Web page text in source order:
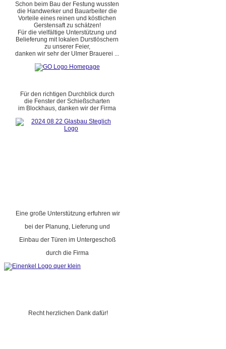
Schon beim Bau der Festung wussten
die Handwerker und Bauarbeiter die
Vorteile eines reinen und köstlichen
Gerstensaft zu schätzen!
Für die vielfältige Unterstützung und
Belieferung mit lokalen Durstlöschern
zu unserer Feier,
danken wir sehr der Ulmer Brauerei ...
Für den richtigen Durchblick durch
die Fenster der Schießscharten
im Blockhaus, danken wir der Firma
Eine große Unterstützung erfuhren wir
bei der Planung, Lieferung und
Einbau der Türen im Untergeschoß
durch die Firma
Recht herzlichen Dank dafür!